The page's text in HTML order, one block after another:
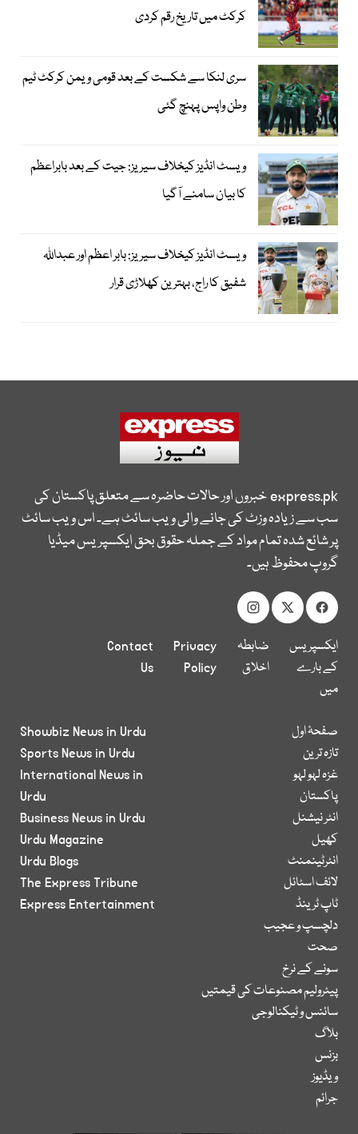
کرکٹ میں تاریخ رقم کردی
سری لنکا سے شکست کے بعد قومی ویمن کرکٹ ٹیم
وطن واپس پہنچ گئی
ویسٹ انڈیز کیخلاف سیریز: جیت کے بعد بابراعظم
کا بیان سامنے آگیا
ویسٹ انڈیز کیخلاف سیریز: بابر اعظم اور عبداللہ
شفیق کا راج، بہترین کھلاڑی قرار
express.pkخبروں اور حالات حاضرہ سے متعلق پاکستان کی
سب سے زیادہ وزٹ کی جانے والی ویب سائٹ ہے۔ اس ویب سائٹ
پر شائع شدہ تمام مواد کے جملہ حقوق بحق ایکسپریس میڈیا
گروپ محفوظ ہیں۔
ایکسپریس
کے بارے
میں
ضابطہ
اخلاق
Privacy
Policy
Contact
Us
صفحۂ اول
تازہ ترین
غزہ لہو لہو
پاکستان
انٹر نیشنل
کھیل
انٹرٹینمنٹ
لائف اسٹائل
ٹاپ ٹرینڈ
دلچسپ و عجیب
صحت
سونے کے نرخ
پیٹرولیم مصنوعات کی قیمتیں
سائنس و ٹیکنالوجی
بلاگ
بزنس
ویڈیوز
جرائم
Showbiz News in Urdu
Sports News in Urdu
International News in
Urdu
Business News in Urdu
Urdu Magazine
Urdu Blogs
The Express Tribune
Express Entertainment